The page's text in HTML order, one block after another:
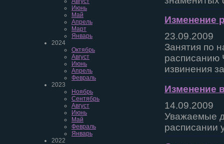
Июнь
Май
Апрель
Март
Январь
2024
Октябрь
Август
Июнь
Апрель
Февраль
2023
Ноябрь
Сентябрь
Август
Июнь
Май
Февраль
Январь
2022
Изменение
23.09.2009
Занятия по
расписанию
извинения
Изменение
14.09.2009
Уважаемые
расписании